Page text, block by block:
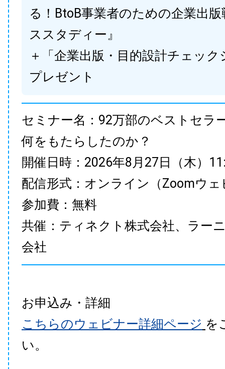
る！BtoB事業者のための企業出
ススタディー』
＋「企業出版・目的設計チェック
プレゼント
セミナー名：92万部のベストセラ
何をもたらしたのか？
開催日時：2026年8月27日（木）
配信形式：オンライン（Zoomウェ
参加費：無料
共催：ティネクト株式会社、ラー
会社
お申込み・詳細
こちらのウェビナー詳細ページ を
い。